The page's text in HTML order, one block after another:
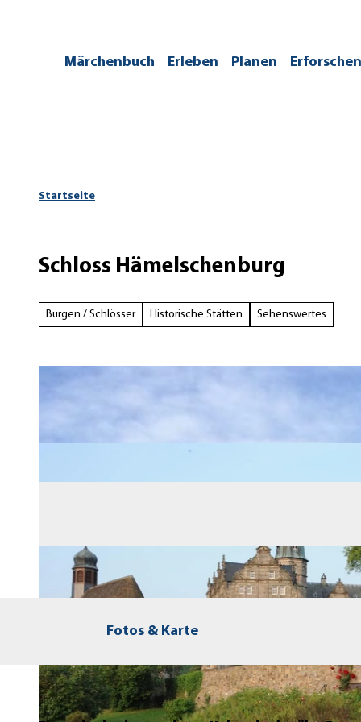
Märchenbuch Erleben Planen Erforschen
Startseite
Schloss Hämelschenburg
Burgen / Schlösser Historische Stätten Sehenswertes
Fotos & Karte